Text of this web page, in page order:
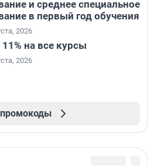
и среднее специальное
в первый год обучения
2026
на все курсы
2026